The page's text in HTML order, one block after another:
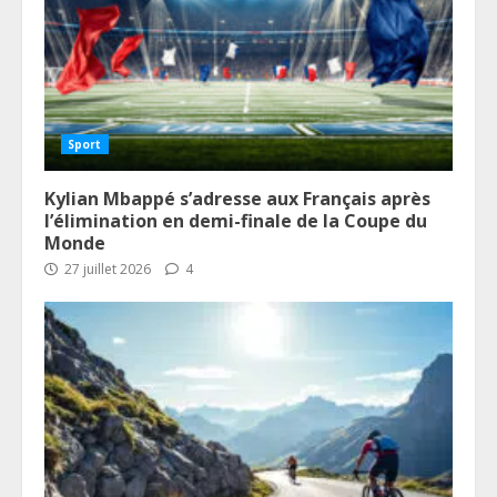
Sport
Kylian Mbappé s’adresse aux Français après
l’élimination en demi-finale de la Coupe du
Monde
27 juillet 2026 4